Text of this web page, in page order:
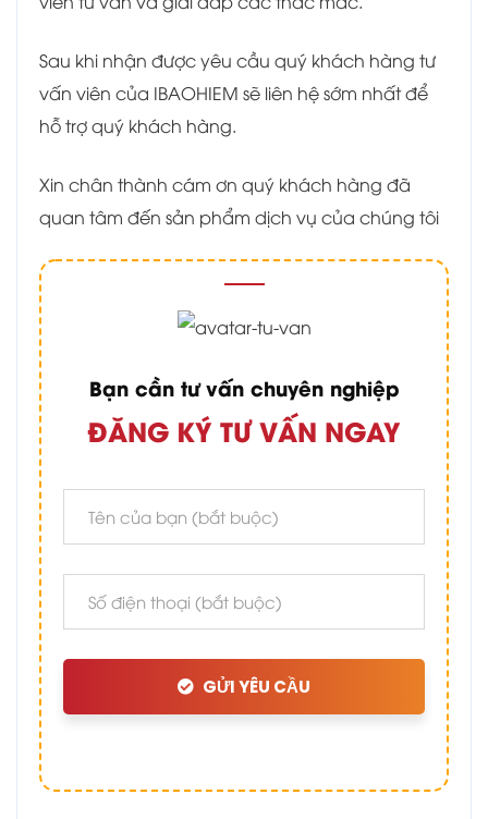
Sau khi nhận được yêu cầu quý khách hàng tư
vấn viên của IBAOHIEM sẽ liên hệ sớm nhất để
hỗ trợ quý khách hàng.
Xin chân thành cám ơn quý khách hàng đã
quan tâm đến sản phẩm dịch vụ của chúng tôi
Bạn cần tư vấn chuyên nghiệp
ĐĂNG KÝ TƯ VẤN NGAY
GỬI YÊU CẦU